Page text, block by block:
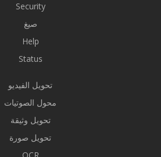
Security
صيغ
Help
Status
تحويل الفيديو
محول الصوتيات
تحويل وثيقة
تحويل صورة